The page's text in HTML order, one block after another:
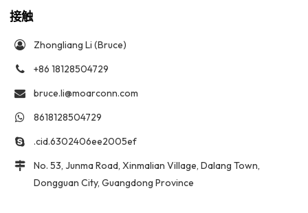
接触
Zhongliang Li (Bruce)
+86 18128504729
bruce.li@moarconn.com
8618128504729
.cid.6302406ee2005ef
No. 53, Junma Road, Xinmalian Village, Dalang Town,
Dongguan City, Guangdong Province